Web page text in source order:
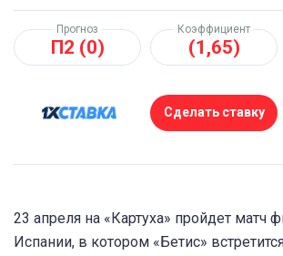
Прогноз
П2 (0)
Коэффициент
(1,65)
Сделать ставку
23 апреля на «Картуха» пройдет матч
Испании, в котором «Бетис»